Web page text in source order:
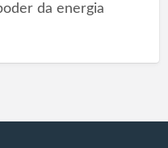
da energia